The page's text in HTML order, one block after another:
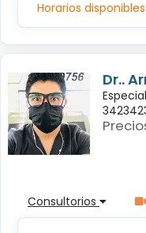
Horarios disponibles
Dr..
Consultorios